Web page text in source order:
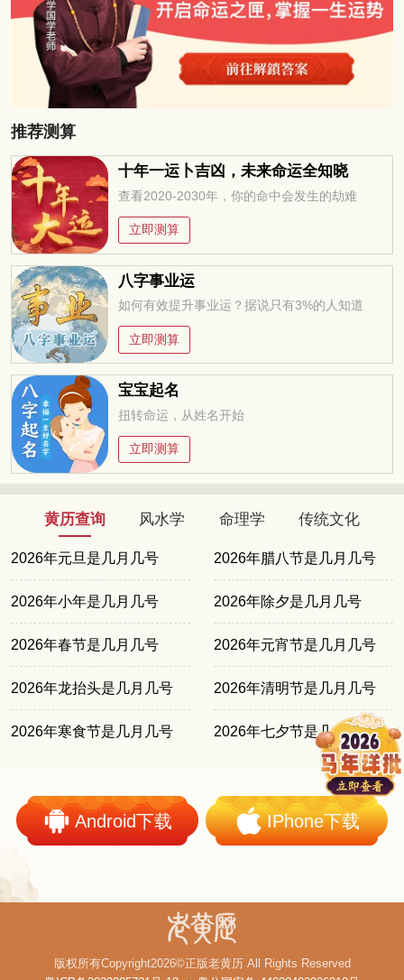
推荐测算
十年一运卜吉凶，未来命运全知晓
查看2020-2030年，你的命中会发生的劫难
立即测算
八字事业运
如何有效提升事业运？据说只有3%的人知道
立即测算
宝宝起名
扭转命运，从姓名开始
立即测算
黄历查询 风水学 命理学 传统文化
2026年元旦是几月几号 2026年腊八节是几月几号
2026年小年是几月几号 2026年除夕是几月几号
2026年春节是几月几号 2026年元宵节是几月几号
2026年龙抬头是几月几号 2026年清明节是几月几号
2026年寒食节是几月几号 2026年七夕节是几月几号
Android下载 IPhone下载
版权所有Copyright2026©正版老黄历 All Rights Reserved